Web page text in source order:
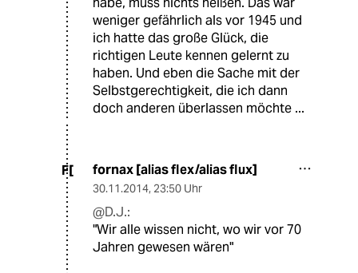
weniger gefährlich als vor 1945 und
ich hatte das große Glück, die
richtigen Leute kennen gelernt zu
haben. Und eben die Sache mit der
Selbstgerechtigkeit, die ich dann
doch anderen überlassen möchte ...
F[ fornax [alias flex/alias flux]
30.11.2014, 23:50 Uhr
@D.J.:
"Wir alle wissen nicht, wo wir vor 70
Jahren gewesen wären"